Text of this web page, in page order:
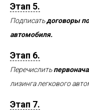
Этап 5.
Подписатьдоговоры
автомобиля.
Этап 6.
Перечислить
лизинга легкового
Этап 7.